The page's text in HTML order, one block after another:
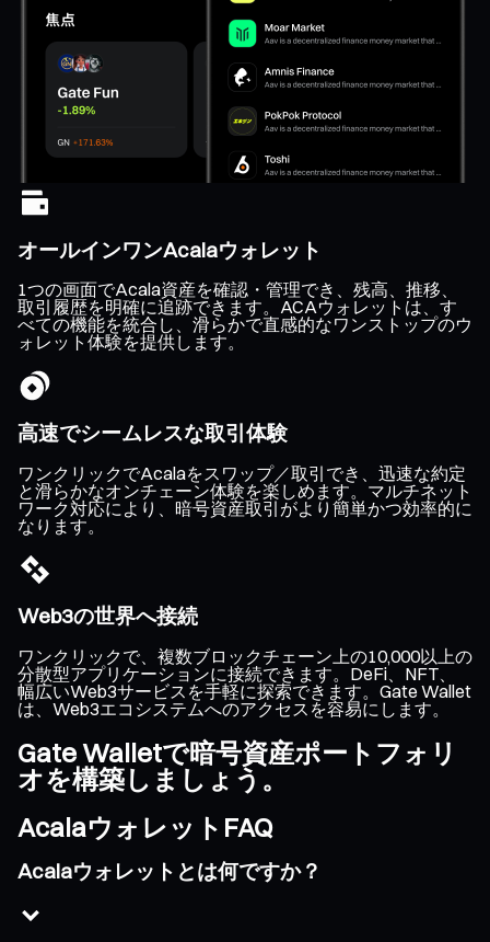
オールインワンAcalaウォレット
1つの画面でAcala資産を確認・管理でき、残高、推移、
取引履歴を明確に追跡できます。ACAウォレットは、す
べての機能を統合し、滑らかで直感的なワンストップのウ
ォレット体験を提供します。
高速でシームレスな取引体験
ワンクリックでAcalaをスワップ／取引でき、迅速な約定
と滑らかなオンチェーン体験を楽しめます。マルチネット
ワーク対応により、暗号資産取引がより簡単かつ効率的に
なります。
Web3の世界へ接続
ワンクリックで、複数ブロックチェーン上の10,000以上の
分散型アプリケーションに接続できます。DeFi、NFT、
幅広いWeb3サービスを手軽に探索できます。Gate Wallet
は、Web3エコシステムへのアクセスを容易にします。
Gate Walletで暗号資産ポートフォリ
オを構築しましょう。
AcalaウォレットFAQ
Acalaウォレットとは何ですか？